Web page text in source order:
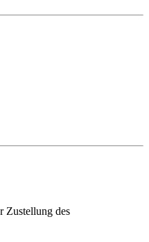
Zustellung des